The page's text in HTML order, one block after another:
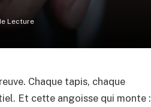
Lecture
Chaque tapis, chaque
Et cette angoisse qui monte :